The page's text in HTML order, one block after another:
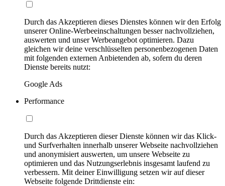
Durch das Akzeptieren dieses Dienstes können wir den Erfolg
unserer Online-Werbeeinschaltungen besser nachvollziehen,
auswerten und unser Werbeangebot optimieren. Dazu
gleichen wir deine verschlüsselten personenbezogenen Daten
mit folgenden externen Anbietenden ab, sofern du deren
Dienste bereits nutzt:
Google Ads
Performance
Durch das Akzeptieren dieser Dienste können wir das Klick-
und Surfverhalten innerhalb unserer Webseite nachvollziehen
und anonymisiert auswerten, um unsere Webseite zu
optimieren und das Nutzungserlebnis insgesamt laufend zu
verbessern. Mit deiner Einwilligung setzen wir auf dieser
Webseite folgende Drittdienste ein: